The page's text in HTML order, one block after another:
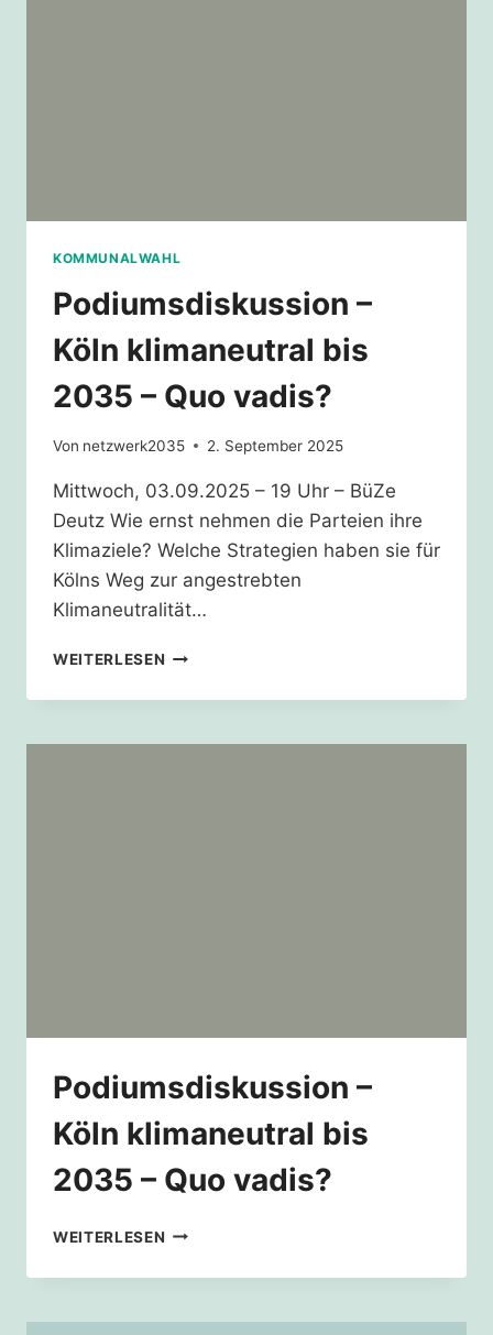
KOMMUNALWAHL
Podiumsdiskussion –
Köln klimaneutral bis
2035 – Quo vadis?
Von netzwerk2035 2. September 2025
Mittwoch, 03.09.2025 – 19 Uhr – BüZe
Deutz Wie ernst nehmen die Parteien ihre
Klimaziele? Welche Strategien haben sie für
Kölns Weg zur angestrebten
Klimaneutralität…
WEITERLESEN PODIUMSDISKUSSION
KÖLN
BIS
Podiumsdiskussion –
Köln klimaneutral bis
2035 – Quo vadis?
WEITERLESEN PODIUMSDISKUSSION
KÖLN
BIS